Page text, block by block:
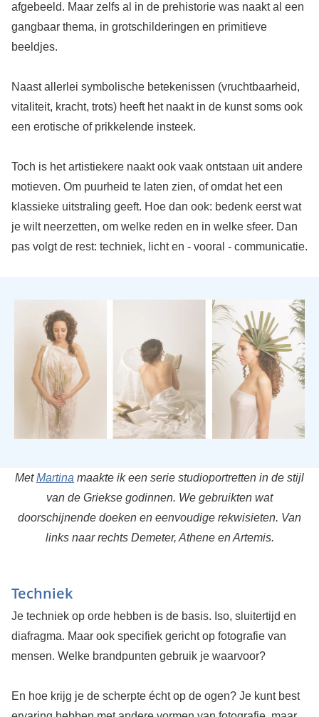
afgebeeld. Maar zelfs al in de prehistorie was naakt al een
gangbaar thema, in grotschilderingen en primitieve
beeldjes.
Naast allerlei symbolische betekenissen (vruchtbaarheid,
vitaliteit, kracht, trots) heeft het naakt in de kunst soms ook
een erotische of prikkelende insteek.
Toch is het artistiekere naakt ook vaak ontstaan uit andere
motieven. Om puurheid te laten zien, of omdat het een
klassieke uitstraling geeft. Hoe dan ook: bedenk eerst wat
je wilt neerzetten, om welke reden en in welke sfeer. Dan
pas volgt de rest: techniek, licht en - vooral - communicatie.
MetMartina maakte ik een serie studioportretten in de stijl
van de Griekse godinnen. We gebruikten wat
doorschijnende doeken en eenvoudige rekwisieten. Van
links naar rechts Demeter, Athene en Artemis.
Techniek
Je techniek op orde hebben is de basis. Iso, sluitertijd en
diafragma. Maar ook specifiek gericht op fotografie van
mensen. Welke brandpunten gebruik je waarvoor?
En hoe krijg je de scherpte écht op de ogen? Je kunt best